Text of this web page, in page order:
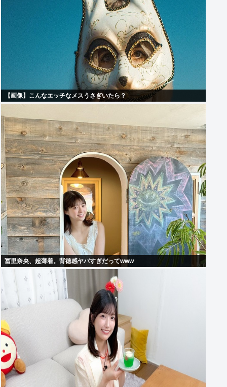
【画像】こんなエッチなメスうさぎいたら？
冨里奈央、超薄着。背徳感ヤバすぎだってwww